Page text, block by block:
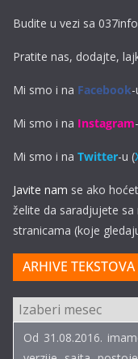
Budite u vezi sa
Pratite nas, dodajte,
Mi smo i na Facebook-
Mi smo i na Instagram
Mi smo i na Twitter-u (
Javite nam se ako
želite da saradjujete
stranicama (koje
ARHIVE TEKSTOVA
ARHIVE
TEKSTOVA
Od 31.08.2016.